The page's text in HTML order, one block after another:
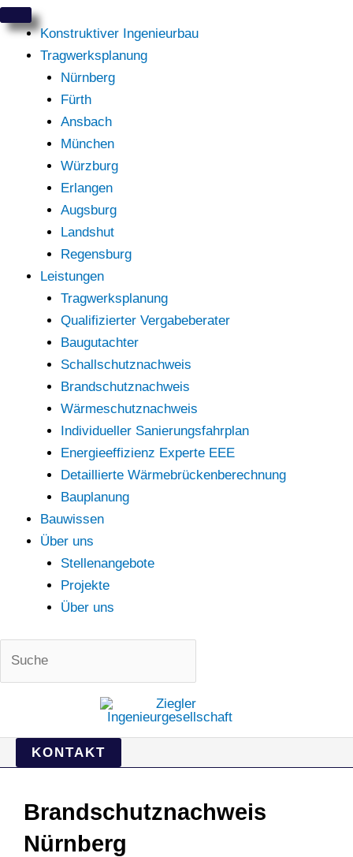
Konstruktiver Ingenieurbau
Tragwerksplanung
Nürnberg
Fürth
Ansbach
München
Würzburg
Erlangen
Augsburg
Landshut
Regensburg
Leistungen
Tragwerksplanung
Qualifizierter Vergabeberater
Baugutachter
Schallschutznachweis
Brandschutznachweis
Wärmeschutznachweis
Individueller Sanierungsfahrplan
Energieeffizienz Experte EEE
Detaillierte Wärmebrückenberechnung
Bauplanung
Bauwissen
Über uns
Stellenangebote
Projekte
Über uns
Zum
Inhalt
springen
KONTAKT
Brandschutznachweis
Nürnberg